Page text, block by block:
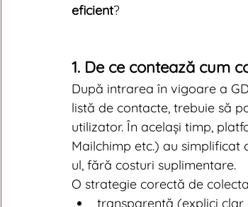
eficient?
1. De ce contează cum
După intrarea în vigoare a
listă de contacte, trebuie să
utilizator. În același timp,
Mailchimp etc.) au
ul, fără costuri suplimentare.
O strategie corectă de
transparență (explici